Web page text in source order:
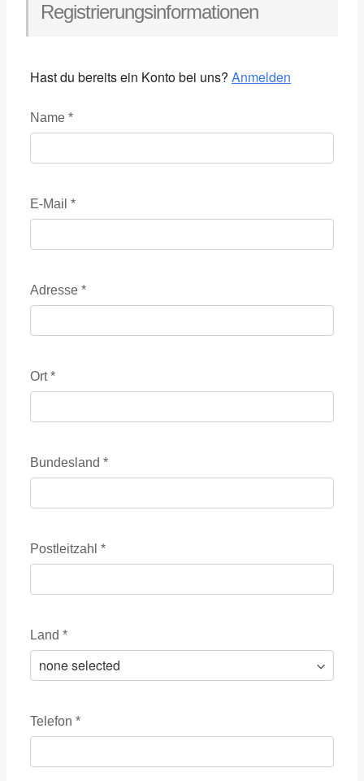
Registrierungsinformationen
Hast du bereits ein Konto bei uns? Anmelden
Name *
E-Mail *
Adresse *
Ort*
Bundesland *
Postleitzahl *
Land *
Telefon *